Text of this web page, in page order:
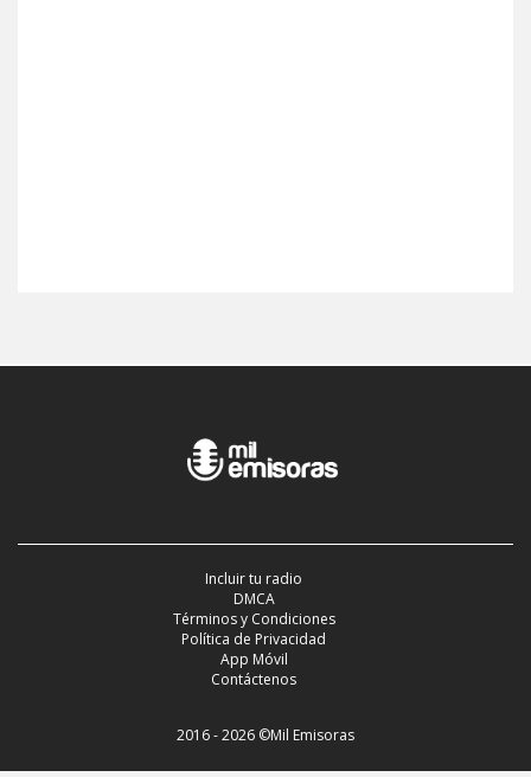
Incluir tu radio
DMCA
Términos y Condiciones
Política de Privacidad
App Móvil
Contáctenos
2016 - 2026 ©Mil Emisoras